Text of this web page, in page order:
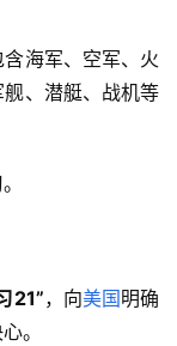
海军、空军、火
、潜艇、战机等
21”，向美国明确
。